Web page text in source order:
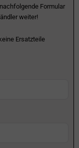
Formular
weiter!
Ersatzteile